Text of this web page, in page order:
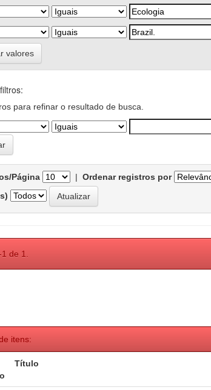
valores
para refinar o resultado de busca.
Página | Ordenar registros por
de 1.
itens:
Título